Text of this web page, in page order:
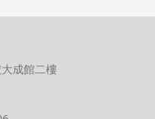
成館二樓